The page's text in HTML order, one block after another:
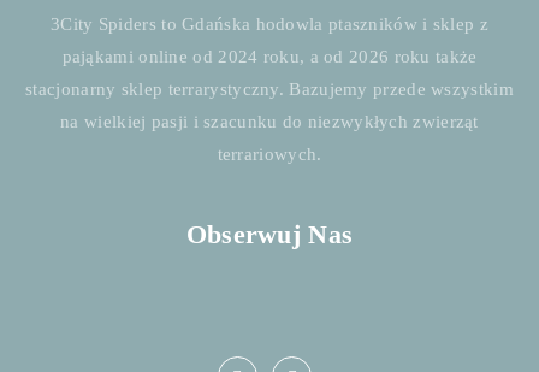
3City Spiders to Gdańska hodowla ptaszników i sklep z
pająkami online od 2024 roku, a od 2026 roku także
stacjonarny sklep terrarystyczny. Bazujemy przede wszystkim
na wielkiej pasji i szacunku do niezwykłych zwierząt
terrariowych.
Obserwuj Nas